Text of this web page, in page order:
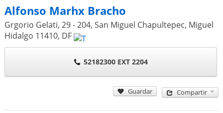
Alfonso Marhx Bracho
Grgorio Gelati, 29 - 204, San Miguel Chapultepec, Miguel
Hidalgo 11410, DF
52182300 EXT 2204
Guardar Compartir